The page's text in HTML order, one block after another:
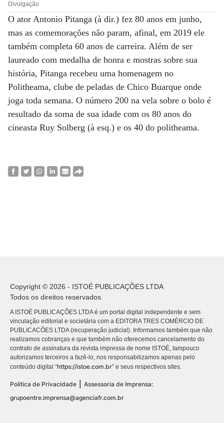
Divulgação
O ator Antonio Pitanga (à dir.) fez 80 anos em junho,
mas as comemorações não param, afinal, em 2019 ele
também completa 60 anos de carreira. Além de ser
laureado com medalha de honra e mostras sobre sua
história, Pitanga recebeu uma homenagem no
Politheama, clube de peladas de Chico Buarque onde
joga toda semana. O número 200 na vela sobre o bolo é
resultado da soma de sua idade com os 80 anos do
cineasta Ruy Solberg (à esq.) e os 40 do politheama.
Copyright © 2026 - ISTOÉ PUBLICAÇÕES LTDA
Todos os direitos reservados.
A ISTOÉ PUBLICAÇÕES LTDA é um portal digital independente e sem
vinculação editorial e societária com a EDITORA TRES COMÉRCIO DE
PUBLICACÕES LTDA (recuperação judicial). Informamos também que não
realizamos cobranças e que também não oferecemos cancelamento do
contrato de assinatura da revista impressa de nome ISTOÉ, tampouco
autorizamos terceiros a fazê-lo, nos responsabilizamos apenas pelo
conteúdo digital “https://istoe.com.br” e seus respectivos sites.
Política de Privacidade
Assessoria de Imprensa:
grupoentre.imprensa@agenciafr.com.br